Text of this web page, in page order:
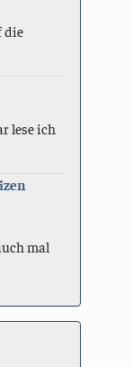
die
lese ich
mal